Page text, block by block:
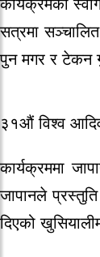
कार्यक्रमको
सत्रमा
पुन मगर र टेकन
३१औं विश्व
कार्यक्रममा
जापानले
दिएको